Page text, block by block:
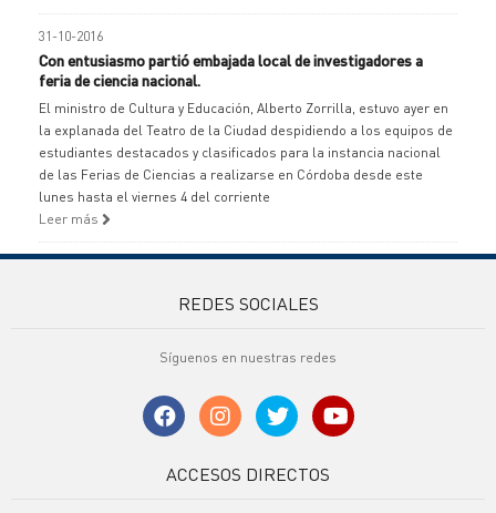
31-10-2016
Con entusiasmo partió embajada local de investigadores a
feria de ciencia nacional.
El ministro de Cultura y Educación, Alberto Zorrilla, estuvo ayer en
la explanada del Teatro de la Ciudad despidiendo a los equipos de
estudiantes destacados y clasificados para la instancia nacional
de las Ferias de Ciencias a realizarse en Córdoba desde este
lunes hasta el viernes 4 del corriente
Leer más
REDES SOCIALES
Síguenos en nuestras redes
ACCESOS DIRECTOS